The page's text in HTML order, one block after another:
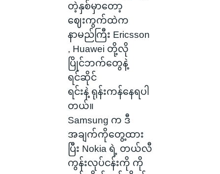
တဲ့နှစ်မှာတော့
ဈေးကွက်ထဲက
နာမည်ကြီး Ericsson
, Huawei တို့လို
ပြိုင်ဘက်တွေနဲ့
ရင်ဆိုင်
ရင်းနဲ့ ရုန်းကန်နေရပါ
တယ်။
Samsung က ဒီ
အချက်ကိုတွေ့ထား
ပြီး Nokia ရဲ့ တယ်လီ
ကွန်းလုပ်ငန်းကို ကို